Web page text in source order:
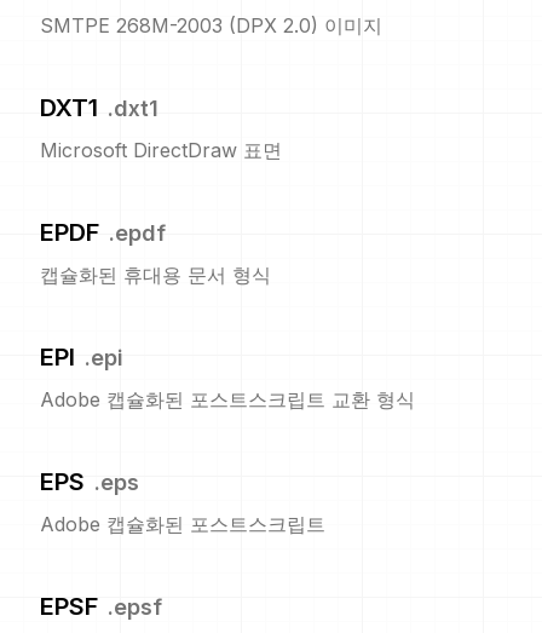
SMTPE 268M-2003 (DPX 2.0) 이미지
DXT1 .dxt1
Microsoft DirectDraw 표면
EPDF .epdf
캡슐화된 휴대용 문서 형식
EPI .epi
Adobe 캡슐화된 포스트스크립트 교환 형식
EPS .eps
Adobe 캡슐화된 포스트스크립트
EPSF .epsf